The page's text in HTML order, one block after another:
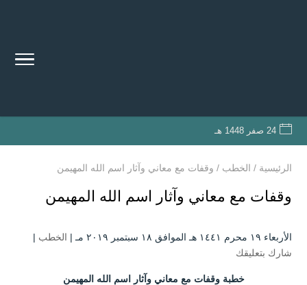
24 صفر 1448 هـ
الرئيسية / الخطب / وقفات مع معاني وآثار اسم الله المهيمن
وقفات مع معاني وآثار اسم الله المهيمن
الأربعاء ۱۹ محرم ۱٤٤۱ هـ الموافق ۱۸ سبتمبر ۲۰۱۹ مـ | الخطب |
شارك بتعليقك
خطبة وقفات مع معاني وآثار اسم الله المهيمن